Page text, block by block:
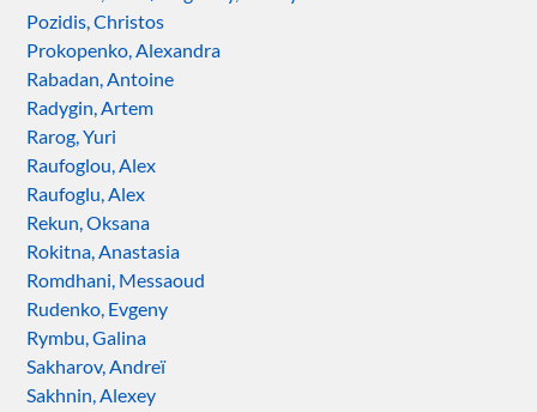
Pozidis, Christos
Prokopenko, Alexandra
Rabadan, Antoine
Radygin, Artem
Rarog, Yuri
Raufoglou, Alex
Raufoglu, Alex
Rekun, Oksana
Rokitna, Anastasia
Romdhani, Messaoud
Rudenko, Evgeny
Rymbu, Galina
Sakharov, Andreï
Sakhnin, Alexey